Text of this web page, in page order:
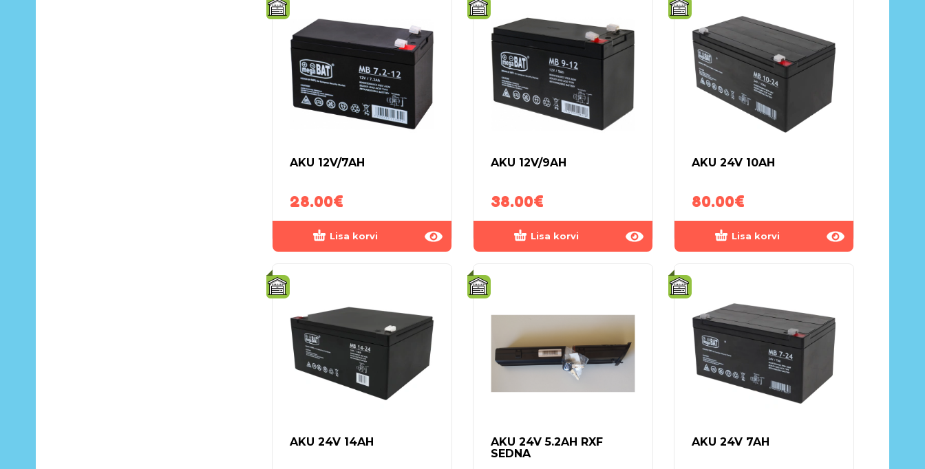
AKU 12V/7AH
28.00€
Lisa korvi
AKU 12V/9AH
38.00€
Lisa korvi
AKU 24V 10AH
80.00€
Lisa korvi
AKU 24V 14AH
AKU 24V 5.2AH RXF
SEDNA
AKU 24V 7AH